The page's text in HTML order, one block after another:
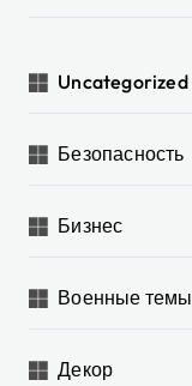
Uncategorized
Безопасность
Бизнес
Военные темы
Декор